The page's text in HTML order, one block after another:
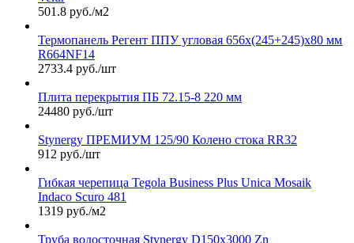
501.8 руб./м2
Термопанель Регент ППУ угловая 656х(245+245)х80 мм
R664NF14
2733.4 руб./шт
Плита перекрытия ПБ 72.15-8 220 мм
24480 руб./шт
Stynergy ПРЕМИУМ 125/90 Колено стока RR32
912 руб./шт
Гибкая черепица Tegola Business Plus Unica Mosaik
Indaco Scuro 481
1319 руб./м2
Труба водосточная Stynergy D150х3000 Zn